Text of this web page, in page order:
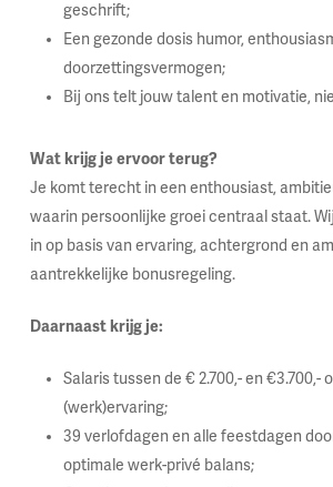
geschrift;
Een gezonde dosis humor,
doorzettingsvermogen;
Bij ons telt jouw talent en motivatie,
Wat krijg je ervoor terug?
Je komt terecht in een enthousiast,
waarin persoonlijke groei centraal staat.
in op basis van ervaring, achtergrond en
aantrekkelijke bonusregeling.
Daarnaast krijg je:
Salaris tussen de € 2.700,- en €3.700,-
(werk)ervaring;
39 verlofdagen en alle feestdagen
optimale werk-privé balans;